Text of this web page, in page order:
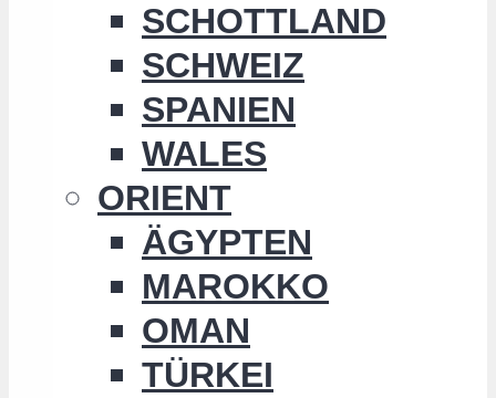
SCHOTTLAND
SCHWEIZ
SPANIEN
WALES
ORIENT
ÄGYPTEN
MAROKKO
OMAN
TÜRKEI